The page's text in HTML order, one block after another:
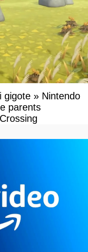
gigote » Nintendo
parents